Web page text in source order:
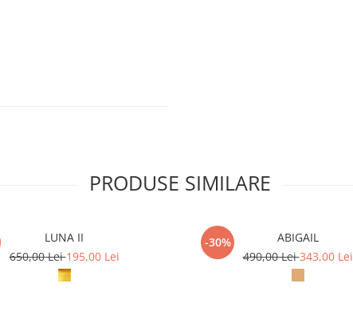
PRODUSE SIMILARE
LUNA II
650,00 Lei195,00 Lei
-30%
ABIGAIL
490,00 Lei343,00 Lei